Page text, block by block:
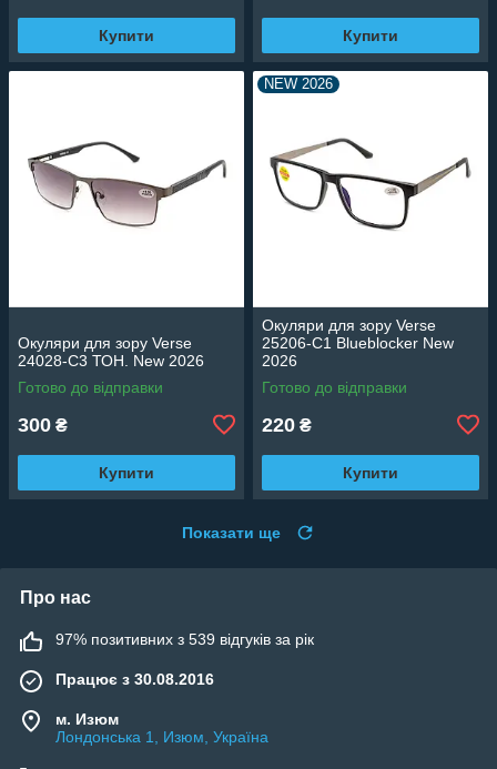
Купити Купити
Окуляри для зору Verse
24028-C3 ТОН. New 2026
Готово до відправки
300 ₴
Купити
NEW 2026
Окуляри для зору Verse
25206-C1 Blueblocker New
2026
Готово до відправки
220 ₴
Купити
Показати ще
Про нас
97% позитивних з 539 відгуків за рік
Працює з 30.08.2016
м. Изюм
Лондонська 1, Изюм, Україна